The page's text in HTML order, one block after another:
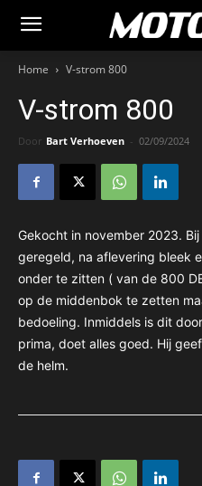
Home V-strom 800
V-strom 800
Door Bart Verhoeven - 02/09/2024
Gekocht in november 2023.
geregeld, na aflevering bleek
onder te zitten ( van de 800
op de middenbok te zetten
bedoeling. Inmiddels is dit
prima, doet alles goed. Hij
de helm.